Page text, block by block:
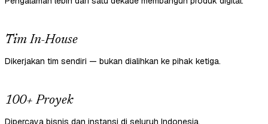
Tim In-House
Dikerjakan tim sendiri — bukan dialihkan ke pihak ketiga.
100+ Proyek